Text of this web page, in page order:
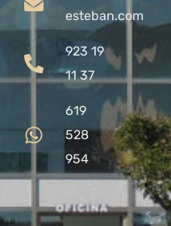
esteban.com
923 19
11 37
619
528
954